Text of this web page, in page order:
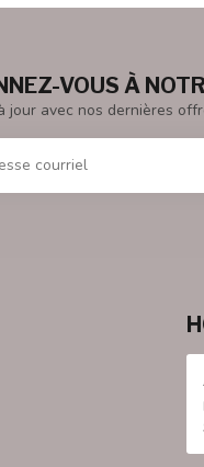
VOUS À
jour avec nos dernières